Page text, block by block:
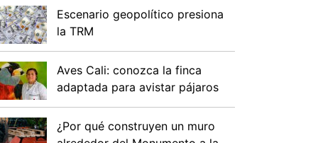
Escenario geopolítico presiona
la TRM
Aves Cali: conozca la finca
adaptada para avistar pájaros
¿Por qué construyen un muro